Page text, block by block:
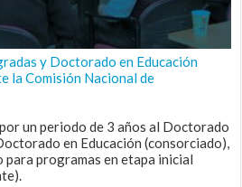
y Doctorado en Educación
la Comisión Nacional de
un periodo de 3 años al Doctorado
en Educación (consorciado),
para programas en etapa inicial